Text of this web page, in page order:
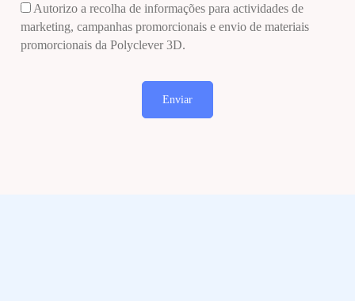
Autorizo a recolha de informações para actividades de
marketing, campanhas promorcionais e envio de materiais
promorcionais da Polyclever 3D.